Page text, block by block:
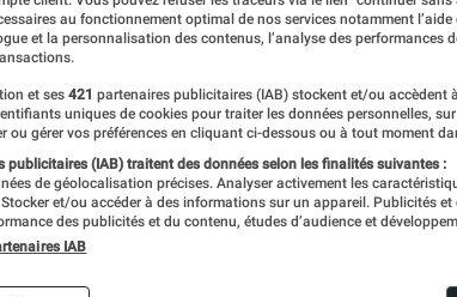
au fonctionnement optimal de nos services notamment
et la personnalisation des contenus, l’analyse des performances
et ses 421 partenaires publicitaires (IAB) stockent et/ou accèdent
uniques de cookies pour traiter les données personnelles,
ou gérer vos préférences en cliquant ci-dessous ou à tout moment
publicitaires (IAB) traitent des données selon les finalités suivantes :
de géolocalisation précises. Analyser activement les
Stocker et/ou accéder à des informations sur un appareil. Publicités
des publicités et du contenu, études d’audience et
IAB